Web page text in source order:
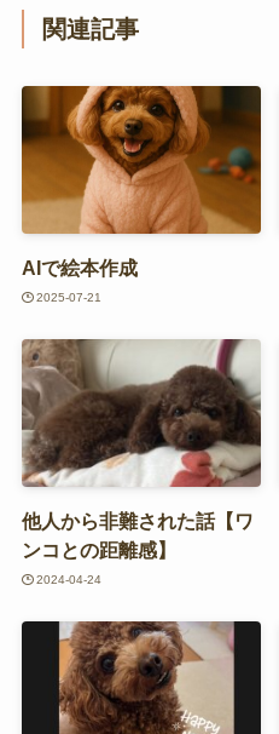
関連記事
AIで絵本作成
2025-07-21
他人から非難された話【ワ
ンコとの距離感】
2024-04-24